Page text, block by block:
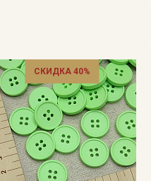
СКИДКА 40%